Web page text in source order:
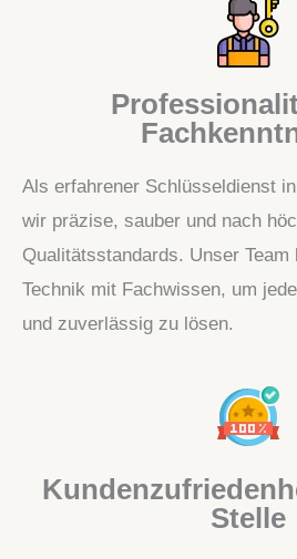
Als erfahrener Schlüsseldienst
wir präzise, sauber und nach
Qualitätsstandards. Unser
Technik mit Fachwissen, um
und zuverlässig zu lösen.
Stelle